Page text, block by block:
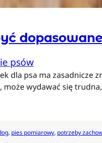
psów
dla psa ma zasadnicze
może wydawać się
, pies pomiarowy, potrzeby